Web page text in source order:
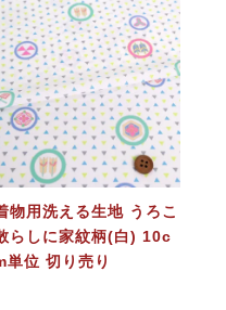
物用洗える生地 うろこ
らしに家紋柄(白) 10c
単位 切り売り